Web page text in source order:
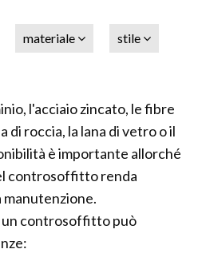
materiale
stile
l'acciaio zincato, le fibre
di roccia, la lana di vetro o il
è importante allorché
controsoffitto renda
manutenzione.
un controsoffitto può